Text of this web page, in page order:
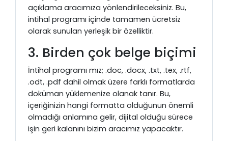
açıklama aracımıza yönlendirileceksiniz. Bu,
intihal programı içinde tamamen ücretsiz
olarak sunulan yerleşik bir özelliktir.
3. Birden çok belge biçimi
İntihal programı mız; .doc, .docx, .txt, .tex, .rtf,
.odt, .pdf dahil olmak üzere farklı formatlarda
doküman yüklemenize olanak tanır. Bu,
içeriğinizin hangi formatta olduğunun önemli
olmadığı anlamına gelir, dijital olduğu sürece
işin geri kalanını bizim aracımız yapacaktır.